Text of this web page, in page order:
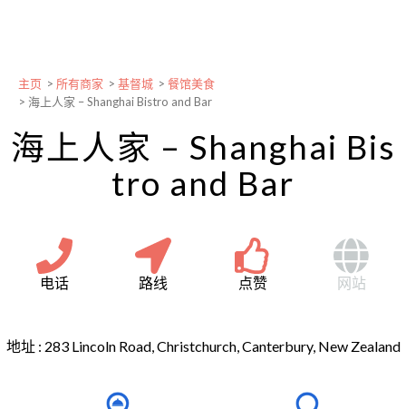
主页 > 所有商家 > 基督城 > 餐馆美食
> 海上人家 – Shanghai Bistro and Bar
海上人家 – Shanghai Bis
tro and Bar
电话 路线 点赞 网站
地址 : 283 Lincoln Road, Christchurch, Canterbury, New Zealand